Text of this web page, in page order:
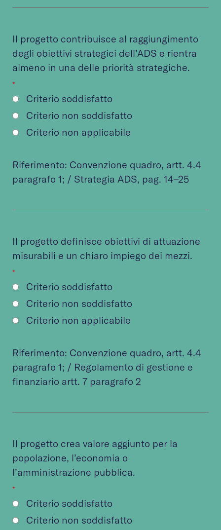
Il progetto contribuisce al raggiungimento
degli obiettivi strategici dell’ADS e rientra
almeno in una delle priorità strategiche.
*
Criterio soddisfatto
Criterio non soddisfatto
Criterio non applicabile
Riferimento: Convenzione quadro, artt. 4.4
paragrafo 1; / Strategia ADS, pag. 14–25
Il progetto definisce obiettivi di attuazione
misurabili e un chiaro impiego dei mezzi.
*
Criterio soddisfatto
Criterio non soddisfatto
Criterio non applicabile
Riferimento: Convenzione quadro, artt. 4.4
paragrafo 1; / Regolamento di gestione e
finanziario artt. 7 paragrafo 2​
Il progetto crea valore aggiunto per la
popolazione, l’economia o
l’amministrazione pubblica.
*
Criterio soddisfatto
Criterio non soddisfatto